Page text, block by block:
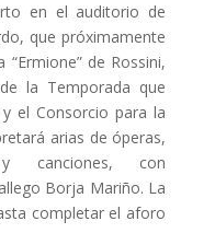
en el auditorio de
que próximamente
de Rossini,
la Temporada que
el Consorcio para la
arias de óperas,
canciones, con
Borja Mariño. La
completar el aforo